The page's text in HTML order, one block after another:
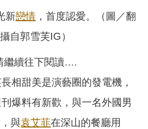
新戀情 ，首度認愛。（圖／翻
攝自郭雪芙IG）
繼續往下閱讀….
相甜美是演藝圈的發電機，
爆料有新歡，與一名外國男
與袁艾菲在深山的餐廳用